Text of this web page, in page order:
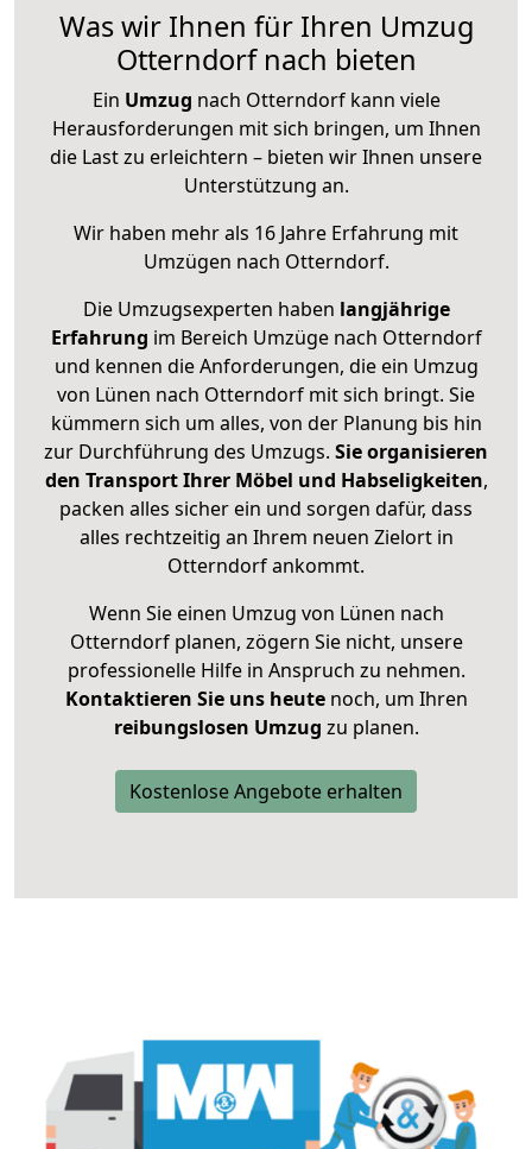
Was wir Ihnen für Ihren Umzug
Otterndorf nach bieten
Ein Umzug nach Otterndorf kann viele
Herausforderungen mit sich bringen, um Ihnen
die Last zu erleichtern – bieten wir Ihnen unsere
Unterstützung an.
Wir haben mehr als 16 Jahre Erfahrung mit
Umzügen nach Otterndorf.
Die Umzugsexperten haben langjährige
Erfahrung im Bereich Umzüge nach Otterndorf
und kennen die Anforderungen, die ein Umzug
von Lünen nach Otterndorf mit sich bringt. Sie
kümmern sich um alles, von der Planung bis hin
zur Durchführung des Umzugs. Sie organisieren
den Transport Ihrer Möbel und Habseligkeiten,
packen alles sicher ein und sorgen dafür, dass
alles rechtzeitig an Ihrem neuen Zielort in
Otterndorf ankommt.
Wenn Sie einen Umzug von Lünen nach
Otterndorf planen, zögern Sie nicht, unsere
professionelle Hilfe in Anspruch zu nehmen.
Kontaktieren Sie uns heutenoch, um Ihren
reibungslosen Umzug zu planen.
Kostenlose Angebote erhalten